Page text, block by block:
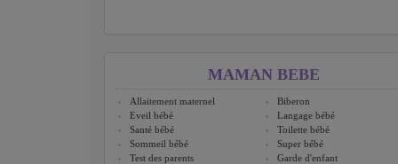
MAMAN BEBE
Allaitement maternel
Biberon
Eveil bébé
Langage bébé
Santé bébé
Toilette bébé
Sommeil bébé
Super bébé
Test des parents
Garde d'enfant